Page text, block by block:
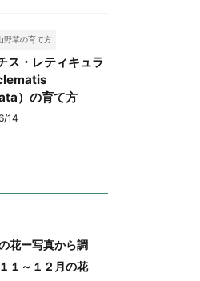
野草の育て方
ス・レティキュラ
）の育て方
14
花ー写真から調
１～１２月の花